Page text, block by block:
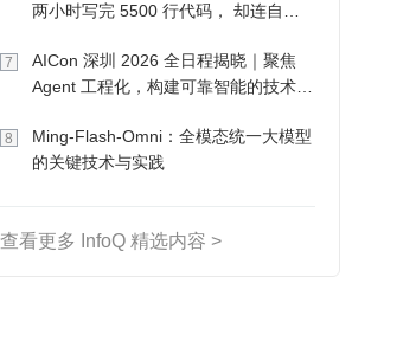
两小时写完 5500 行代码， 却连自己
7
AICon 深圳 2026 全日程揭晓｜聚焦
Agent 工程化，构建可靠智能的技术路
8
Ming-Flash-Omni：全模态统一大模型
的关键技术与实践
查看更多 InfoQ 精选内容 >